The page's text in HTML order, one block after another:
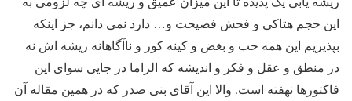
این حجم هتاکی و فحش فصیحت و… دارد نمی دانم، جز اینکه
بپذیریم این همه حب و بغض و کینه کور و ناآگاهانه ریشه اش نه
در منطق و عقل و فکر و اندیشه که الزاما در جایی سوای این
فاکتورها نهفته است. والا این آقای بنی صدر که در همین مقاله آن